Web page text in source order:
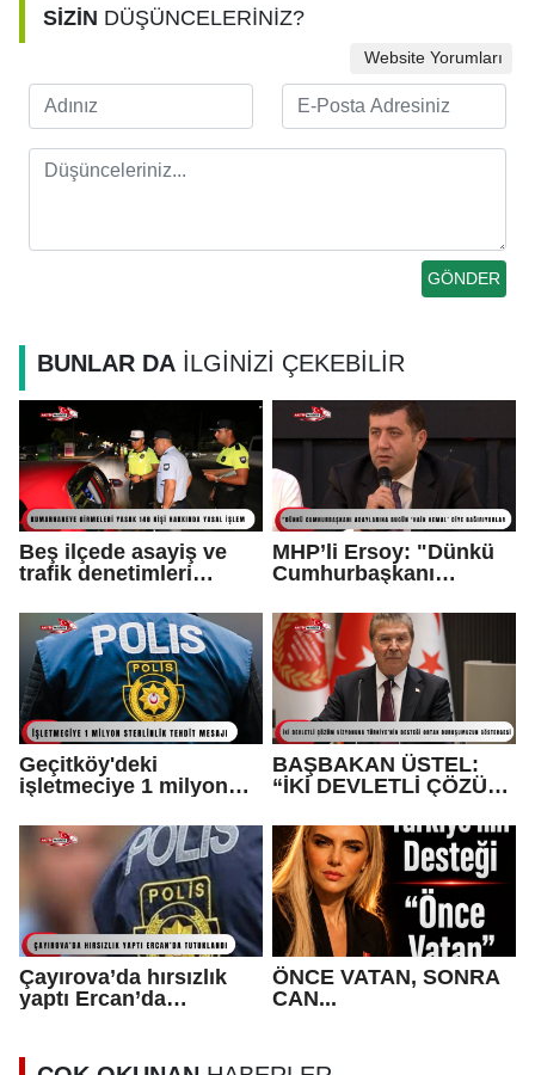
SİZİN DÜŞÜNCELERİNİZ?
Website Yorumları
BUNLAR DA İLGİNİZİ ÇEKEBİLİR
Beş ilçede asayiş ve
trafik denetimleri
MHP’li Ersoy: "Dünkü
Cumhurbaşkanı
Kemal’ diye
bağırıyorlar"
Geçitköy'deki
işletmeciye 1 milyon
1 tutuklu var
BAŞBAKAN ÜSTEL:
“İKİ DEVLETLİ ÇÖZÜM
TÜRKİYE’NİN DESTEĞİ
ORTAK
DURUŞUMUZUN
GÖSTERGESİ”
Çayırova’da hırsızlık
yaptı Ercan’da
ÖNCE VATAN, SONRA
CAN...